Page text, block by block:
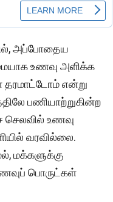
அப்போதைய
உணவு அளிக்க
தரமாட்டோம் என்று
பணியாற்றுகின்ற
உணவு
வரவில்லை.
மக்களுக்கு
பொருட்கள்